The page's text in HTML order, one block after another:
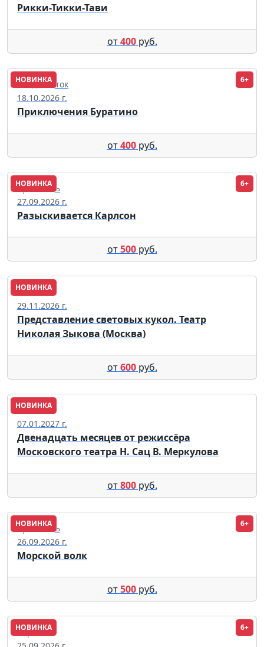
Рикки-Тикки-Тави
от400руб.
НОВИНКА 6+
Владивосток
18.10.2026 г.
Приключения Буратино
от400руб.
НОВИНКА 6+
Ярославль
27.09.2026 г.
Разыскивается Карлсон
от500руб.
НОВИНКА
Пенза
29.11.2026 г.
Представление световых кукол. Театр
Николая Зыкова (Москва)
от600руб.
НОВИНКА
Тюмень
07.01.2027 г.
Двенадцать месяцев от режиссёра
Московского театра Н. Сац В. Меркулова
от800руб.
НОВИНКА 6+
Ярославль
26.09.2026 г.
Морской волк
от500руб.
НОВИНКА 6+
Воронеж